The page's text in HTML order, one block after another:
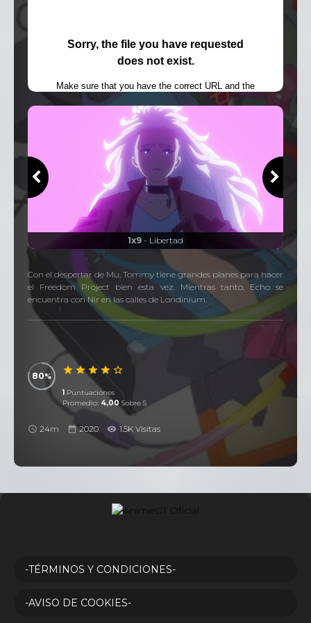
1x9 - Libertad
Con el despertar de Mu, Tommy tiene grandes planes para hacer
el Freedom Project bien esta vez. Mientras tanto, Echo se
encuentra con Nir en las calles de Londinium.
80
1 Puntuaciones
Promedio: 4,00 Sobre 5
24m 2020 1.5K Visitas
-TÉRMINOS Y CONDICIONES-
-AVISO DE COOKIES-